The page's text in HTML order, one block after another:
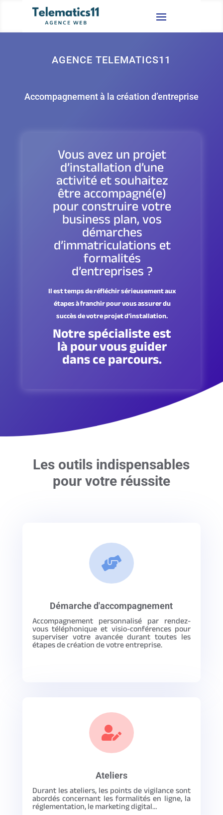
AGENCE TELEMATICS11
Accompagnement à la création d’entreprise
Vous avez un projet
d’installation d’une
activité et souhaitez
être accompagné(e)
pour construire votre
business plan, vos
démarches
d’immatriculations et
formalités
d’entreprises ?
Il est temps de réfléchir sérieusement aux
étapes à franchir pour vous assurer du
succès de votre projet d’installation.
Notre spécialiste est
là pour vous guider
dans ce parcours.
Les outils indispensables
pour votre réussite

Démarche d'accompagnement
Accompagnement personnalisé par rendez-
vous téléphonique et visio-conférences pour
superviser votre avancée durant toutes les
étapes de création de votre entreprise.

Ateliers
Durant les ateliers, les points de vigilance sont
abordés concernant les formalités en ligne, la
réglementation, le marketing digital…